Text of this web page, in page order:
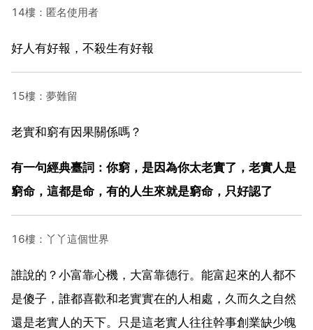
14樓：匿名使用者
好人有好報，不殺生有好報
15樓：夢難留
老實和窮有因果關係嗎？
有一句經典臺詞：你窮，是因為你太老實了，老實人是
窮命，這都是命，有的人生來就是窮命，只好認了
16樓：丫丫這個世界
誰說的？小富靠心機，大富靠德行。能富起來的人都不
是傻子，誰都喜歡和老實實在的人相處，久而久之自然
還是老實人的天下。只是這老實人往往幹事創業缺少魄